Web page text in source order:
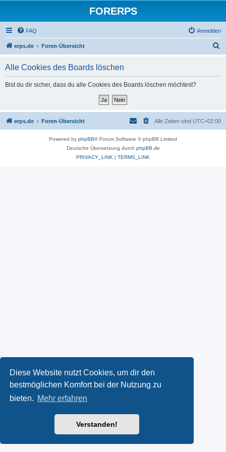
Diese Website nutzt Cookies, um dir den
bestmöglichen Komfort bei der Nutzung zu
bieten. Mehr erfahren
Verstanden!
FORERPS
FAQ Anmelden
erps.de Foren-Übersicht
Alle Cookies des Boards löschen
Bist du dir sicher, dass du alle Cookies des Boards löschen möchtest?
erps.de Foren-Übersicht Alle Zeiten sind UTC+02:00
Powered by phpBB® Forum Software © phpBB Limited
Deutsche Übersetzung durch phpBB.de
PRIVACY_LINK | TERMS_LINK